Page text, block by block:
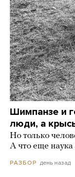
Шимпанзе и
люди, а
Но только
А что еще наука
РАЗБОР день назад